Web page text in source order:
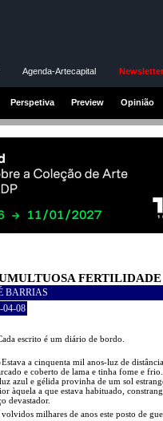
Agenda-Artecapital Newsletter
Perspetiva Preview Opinião
BARRIAS
04-08
escrito é um diário de bordo.
a cinquenta mil anos-luz de
e coberto de lama e tinha fome e frio.
azul e gélida provinha de um sol
àquela a que estava habituado,
devastador.
milhares de anos este posto de